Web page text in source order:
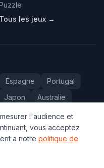
Tous les jeux →
Espagne
Portugal
Japon
Australie
Drapeaux
Tous droits reserves.
l'audience et
vous acceptez
a notre politique de